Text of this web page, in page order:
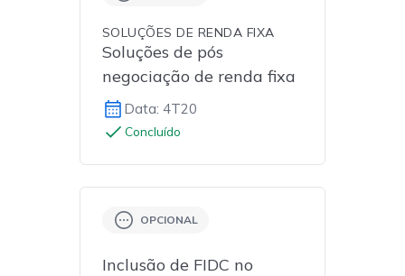
SOLUÇÕES DE RENDA FIXA
Soluções de pós
negociação de renda fixa
Data: 4T20
Concluído
OPCIONAL
Inclusão de FIDC no